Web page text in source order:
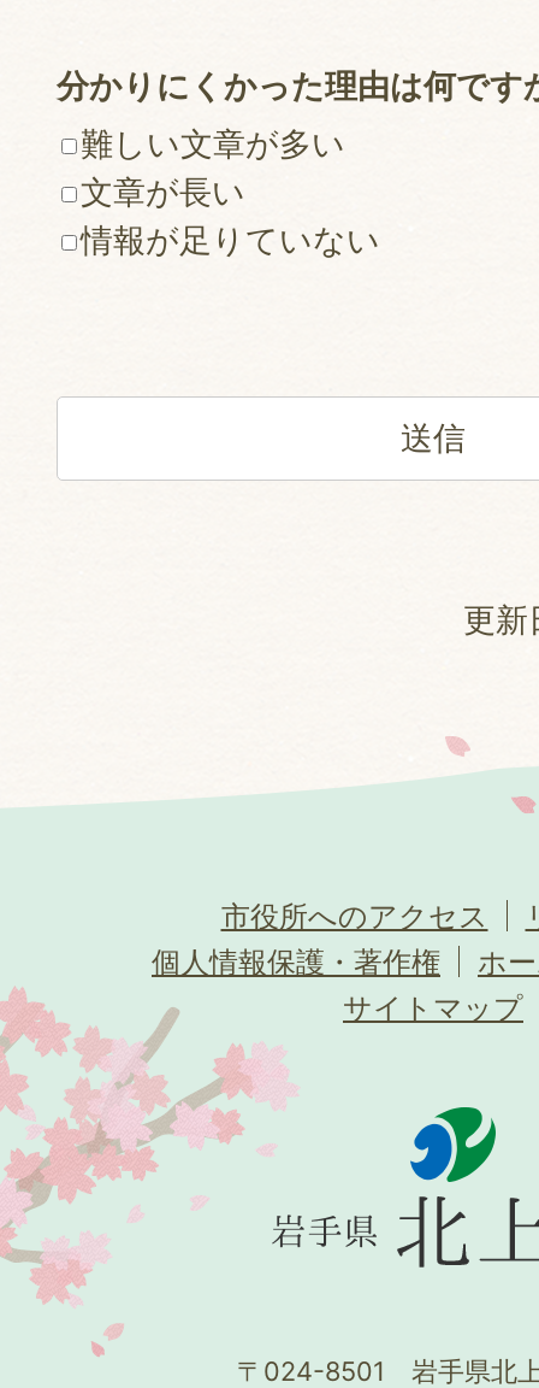
分かりにくかった理由は何です
難しい文章が多い
文章が長い
情報が足りていない
更新
市役所へのアクセス
個人情報保護・著作権
ホ
サイトマップ
〒024-8501 岩手県北